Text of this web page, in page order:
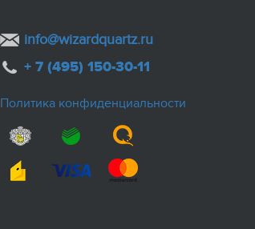
info@wizardquartz.ru
+ 7 (495) 150-30-11
Политика конфиденциальности